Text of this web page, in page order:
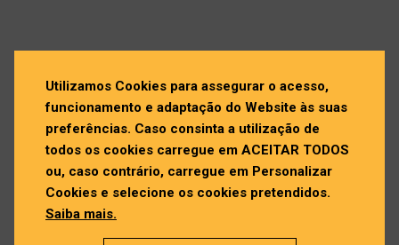
Utilizamos Cookies para assegurar o acesso,
funcionamento e adaptação do Website às suas
preferências. Caso consinta a utilização de
todos os cookies carregue em ACEITAR TODOS
ou, caso contrário, carregue em Personalizar
Cookies e selecione os cookies pretendidos.
Saiba mais.